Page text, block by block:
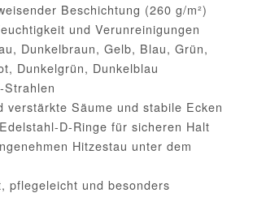
Beschichtung (260 g/m²)
und Verunreinigungen
Dunkelbraun, Gelb, Blau, Grün,
Dunkelgrün, Dunkelblau
Strahlen
verstärkte Säume und stabile Ecken
D-Ringe für sicheren Halt
Hitzestau unter dem
pflegeleicht und besonders